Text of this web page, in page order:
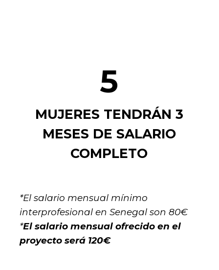
5
MUJERES TENDRÁN 3
MESES DE SALARIO
COMPLETO
*El salario mensual mínimo
interprofesional en Senegal son 80€
*El salario mensual ofrecido en el
proyecto será 120€